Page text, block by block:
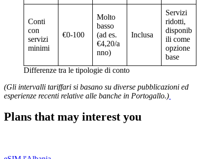
Conti
con
servizi
minimi
€0-100
Molto
basso
(ad es.
€4,20/a
nno)
Inclusa
Servizi
ridotti,
disponib
ili come
opzione
base
Differenze tra le tipologie di conto
(Gli intervalli tariffari si basano su diverse pubblicazioni ed
esperienze recenti relative alle banche in Portogallo.)
Plans that may interest you